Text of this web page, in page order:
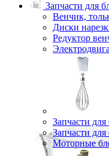
Запчасти для
Венчик,
Диски
Редуктор
Запчасти
Запчасти
Моторные